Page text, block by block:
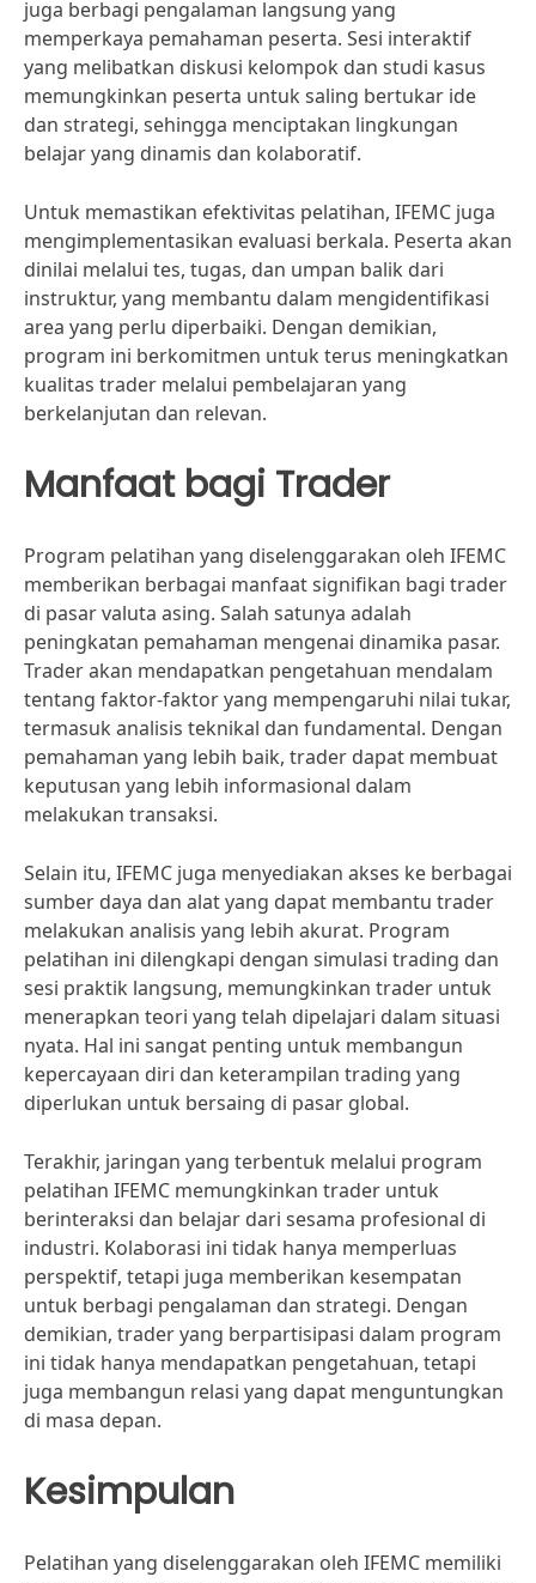
juga berbagi pengalaman langsung yang
memperkaya pemahaman peserta. Sesi interaktif
yang melibatkan diskusi kelompok dan studi kasus
memungkinkan peserta untuk saling bertukar ide
dan strategi, sehingga menciptakan lingkungan
belajar yang dinamis dan kolaboratif.
Untuk memastikan efektivitas pelatihan, IFEMC juga
mengimplementasikan evaluasi berkala. Peserta akan
dinilai melalui tes, tugas, dan umpan balik dari
instruktur, yang membantu dalam mengidentifikasi
area yang perlu diperbaiki. Dengan demikian,
program ini berkomitmen untuk terus meningkatkan
kualitas trader melalui pembelajaran yang
berkelanjutan dan relevan.
Manfaat bagi Trader
Program pelatihan yang diselenggarakan oleh IFEMC
memberikan berbagai manfaat signifikan bagi trader
di pasar valuta asing. Salah satunya adalah
peningkatan pemahaman mengenai dinamika pasar.
Trader akan mendapatkan pengetahuan mendalam
tentang faktor-faktor yang mempengaruhi nilai tukar,
termasuk analisis teknikal dan fundamental. Dengan
pemahaman yang lebih baik, trader dapat membuat
keputusan yang lebih informasional dalam
melakukan transaksi.
Selain itu, IFEMC juga menyediakan akses ke berbagai
sumber daya dan alat yang dapat membantu trader
melakukan analisis yang lebih akurat. Program
pelatihan ini dilengkapi dengan simulasi trading dan
sesi praktik langsung, memungkinkan trader untuk
menerapkan teori yang telah dipelajari dalam situasi
nyata. Hal ini sangat penting untuk membangun
kepercayaan diri dan keterampilan trading yang
diperlukan untuk bersaing di pasar global.
Terakhir, jaringan yang terbentuk melalui program
pelatihan IFEMC memungkinkan trader untuk
berinteraksi dan belajar dari sesama profesional di
industri. Kolaborasi ini tidak hanya memperluas
perspektif, tetapi juga memberikan kesempatan
untuk berbagi pengalaman dan strategi. Dengan
demikian, trader yang berpartisipasi dalam program
ini tidak hanya mendapatkan pengetahuan, tetapi
juga membangun relasi yang dapat menguntungkan
di masa depan.
Kesimpulan
Pelatihan yang diselenggarakan oleh IFEMC memiliki